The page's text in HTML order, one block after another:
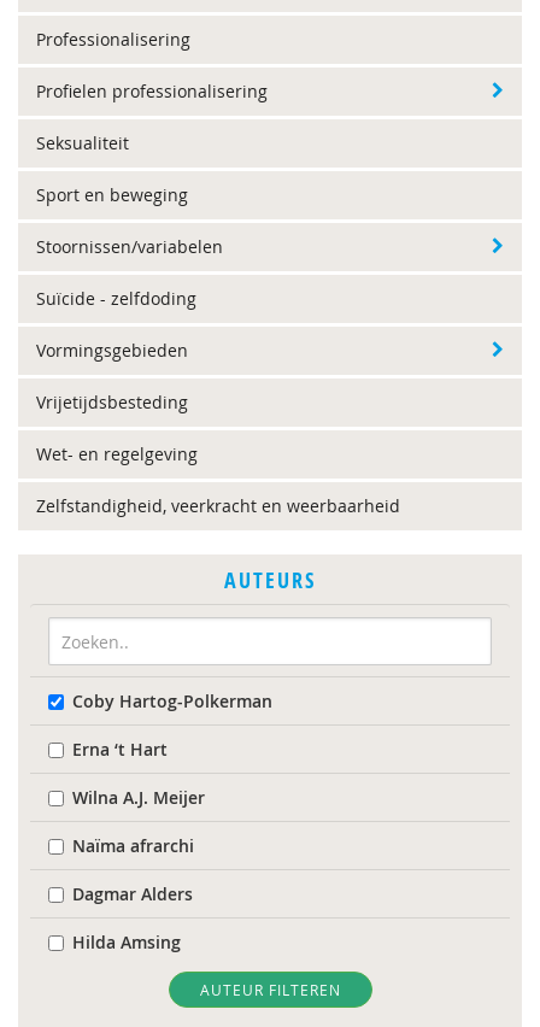
Professionalisering
Profielen professionalisering
Seksualiteit
Sport en beweging
Stoornissen/variabelen
Suïcide - zelfdoding
Vormingsgebieden
Vrijetijdsbesteding
Wet- en regelgeving
Zelfstandigheid, veerkracht en weerbaarheid
AUTEURS
Coby Hartog-Polkerman
Erna ‘t Hart
Wilna A.J. Meijer
Naïma afrarchi
Dagmar Alders
Hilda Amsing
Drs. Anneke Meester-Van Laar
AUTEUR FILTEREN